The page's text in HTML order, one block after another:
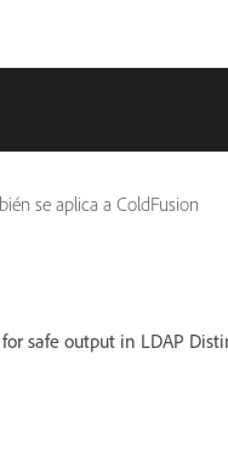
se aplica a ColdFusion
safe output in LDAP